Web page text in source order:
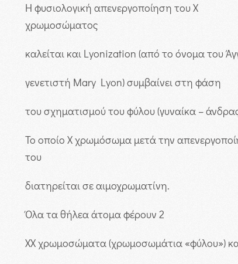
Η φυσιολογική απενεργοποίηση του Χ
χρωμοσώματος
καλείται και Lyonization (από το όνομα του
γενετιστή Mary Lyon) συμβαίνει στη φάση
του σχηματισμού του φύλου (γυναίκα –
Το οποίο Χ χρωμόσωμα μετά την
του
διατηρείται σε αιμοχρωματίνη.
Όλα τα θήλεα άτομα φέρουν 2
ΧΧ χρωμοσώματα (χρωμοσωμάτια «φύλου»)